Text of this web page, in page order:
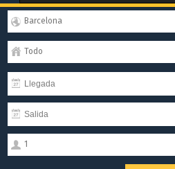
Barcelona
Todo
1